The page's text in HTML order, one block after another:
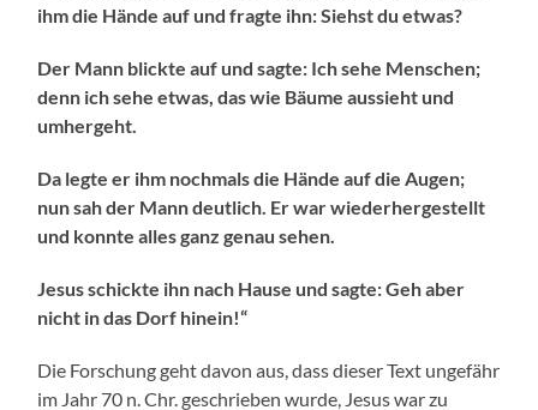
ihm die Hände auf und fragte ihn: Siehst du etwas?
Der Mann blickte auf und sagte: Ich sehe Menschen;
denn ich sehe etwas, das wie Bäume aussieht und
umhergeht.
Da legte er ihm nochmals die Hände auf die Augen;
nun sah der Mann deutlich. Er war wiederhergestellt
und konnte alles ganz genau sehen.
Jesus schickte ihn nach Hause und sagte: Geh aber
nicht in das Dorf hinein!“
Die Forschung geht davon aus, dass dieser Text ungefähr
im Jahr 70 n. Chr. geschrieben wurde, Jesus war zu